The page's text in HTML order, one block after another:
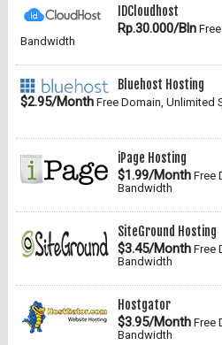
IDCloudhost
Rp.30.000/BlnFree
Bandwidth
Bluehost Hosting
$2.95/MonthFree Domain, Unlimited
iPage Hosting
$1.99/MonthFree
Bandwidth
SiteGround Hosting
$3.45/MonthFree
Bandwidth
Hostgator
$3.95/MonthFree
Bandwidth